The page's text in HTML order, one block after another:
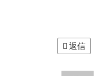
返信